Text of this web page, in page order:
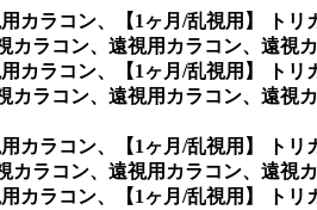
カラコン、
【1ヶ月/乱視用】 ト
ラコン、遠視用カラコン、遠視
カラコン、
【1ヶ月/乱視用】 ト
ラコン、遠視用カラコン、遠視
カラコン、
【1ヶ月/乱視用】 ト
ラコン、遠視用カラコン、遠視
カラコン、
【1ヶ月/乱視用】 ト